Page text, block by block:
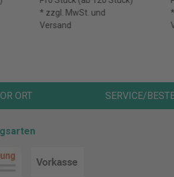
* zzgl. MwSt. und
Versand
ORT SERVICE/